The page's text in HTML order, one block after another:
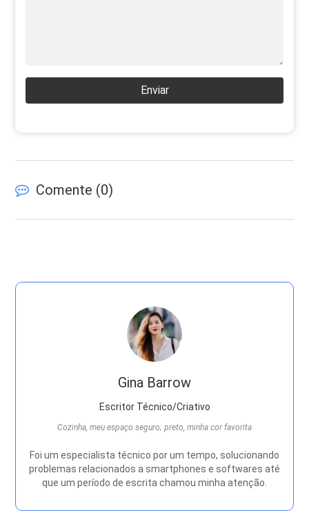
Enviar
Comente (0)
Gina Barrow
Escritor Técnico/Criativo
Cozinha, meu espaço seguro; preto, minha cor favorita
Foi um especialista técnico por um tempo, solucionando
problemas relacionados a smartphones e softwares até
que um período de escrita chamou minha atenção.